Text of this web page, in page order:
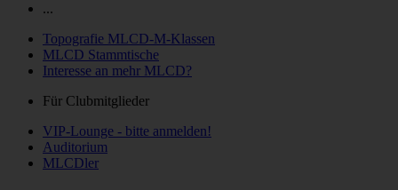
...
Topografie MLCD-M-Klassen
MLCD Stammtische
Interesse an mehr MLCD?
Für Clubmitglieder
VIP-Lounge - bitte anmelden!
Auditorium
MLCDler